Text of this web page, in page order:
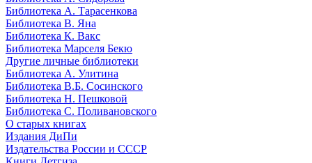
Библиотека А. Тарасенкова
Библиотека В. Яна
Библиотека К. Вакс
Библиотека Марселя Бекю
Другие личные библиотеки
Библиотека А. Улитина
Библиотека В.Б. Сосинского
Библиотека Н. Пешковой
Библиотека С. Поливановского
О старых книгах
Издания ДиПи
Издательства России и СССР